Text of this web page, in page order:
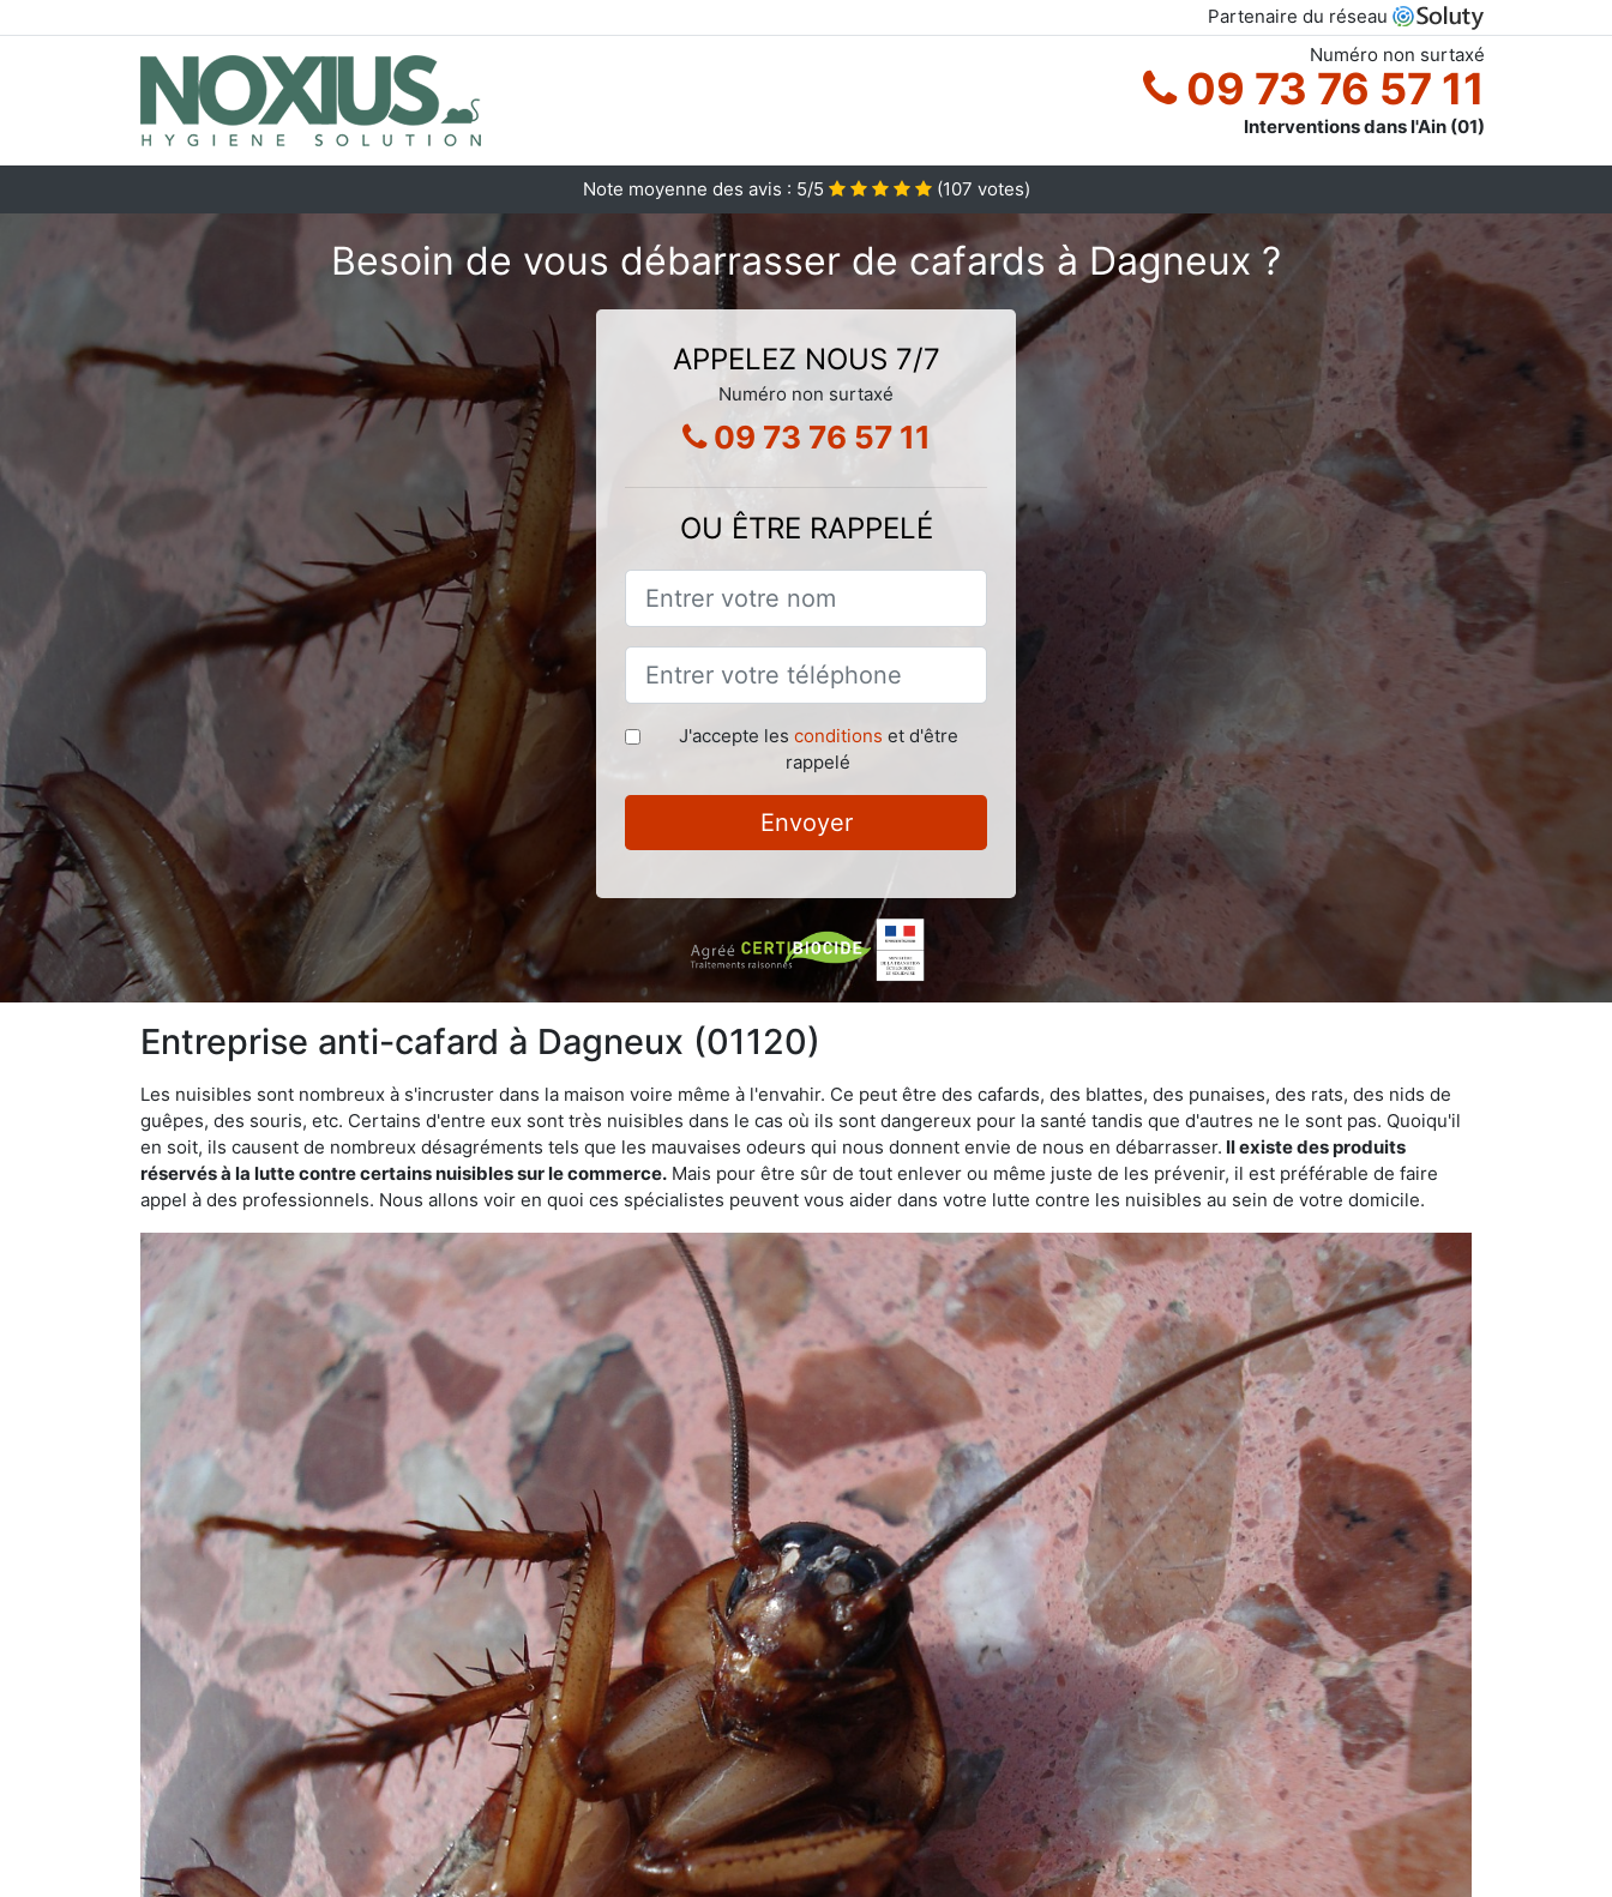
Partenaire du réseau
Numéro non surtaxé
09 73 76 57 11
Interventions dans l'Ain (01)
Note moyenne des avis : 5/5 (107 votes)
Besoin de vous débarrasser de cafards à Dagneux ?
APPELEZ NOUS 7/7
Numéro non surtaxé
09 73 76 57 11
OU ÊTRE RAPPELÉ
J'accepte les conditions et d'être
rappelé
Envoyer
Entreprise anti-cafard à Dagneux (01120)
Les nuisibles sont nombreux à s'incruster dans la maison voire même à l'envahir. Ce peut être des cafards, des blattes, des punaises, des rats, des nids de
guêpes, des souris, etc. Certains d'entre eux sont très nuisibles dans le cas où ils sont dangereux pour la santé tandis que d'autres ne le sont pas. Quoiqu'il
en soit, ils causent de nombreux désagréments tels que les mauvaises odeurs qui nous donnent envie de nous en débarrasser. Il existe des produits
réservés à la lutte contre certains nuisibles sur le commerce. Mais pour être sûr de tout enlever ou même juste de les prévenir, il est préférable de faire
appel à des professionnels. Nous allons voir en quoi ces spécialistes peuvent vous aider dans votre lutte contre les nuisibles au sein de votre domicile.